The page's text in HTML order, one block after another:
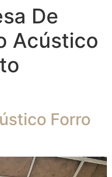
De
Acústico
Forro